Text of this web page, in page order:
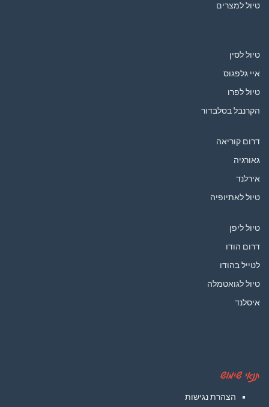
טיול למצרים
טיול לסין
איי גלפגוס
טיול לפרו
הקרנבל בסלבדור
דרום קוריאה
גאורגיה
אירלנד
טיול לאתיופיה
טיול ליפן
דרום הודו
לטייל בהודו
טיול לגואטמלה
איסלנד
תנאי שימוש
הצהרת נגישות